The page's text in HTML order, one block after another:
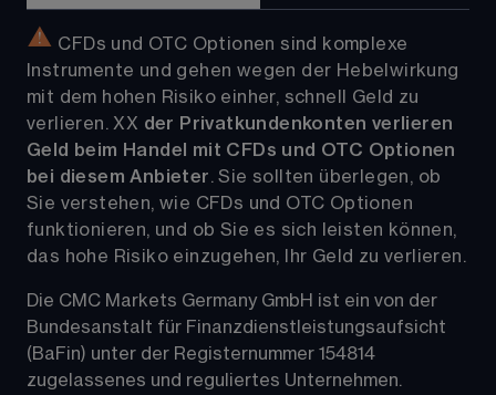
CFDs und OTC Optionen sind komplexe
Instrumente und gehen wegen der Hebelwirkung
mit dem hohen Risiko einher, schnell Geld zu
verlieren. XX der Privatkundenkonten verlieren
Geld beim Handel mit CFDs und OTC Optionen
bei diesem Anbieter. Sie sollten überlegen, ob
Sie verstehen, wie CFDs und OTC Optionen
funktionieren, und ob Sie es sich leisten können,
das hohe Risiko einzugehen, Ihr Geld zu verlieren.
Die CMC Markets Germany GmbH ist ein von der
Bundesanstalt für Finanzdienstleistungsaufsicht
(BaFin) unter der Registernummer 154814
zugelassenes und reguliertes Unternehmen.